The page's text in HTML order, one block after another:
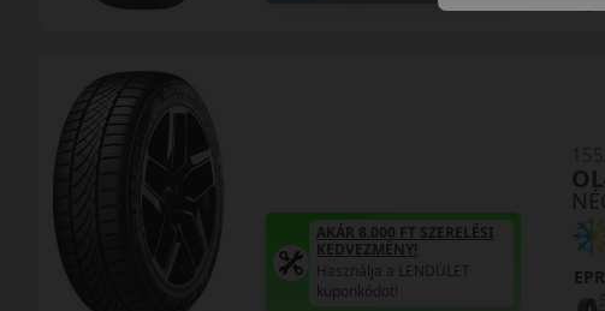
AKÁR 8.000 FT SZERELÉSI
KEDVEZMÉNY!
Használja a LENDÜLET
kuponkódot!